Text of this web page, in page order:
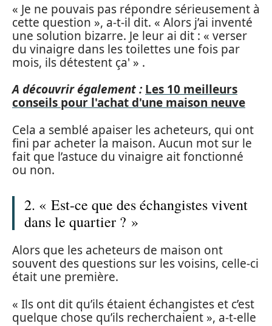
« Je ne pouvais pas répondre sérieusement à
cette question », a-t-il dit. « Alors j’ai inventé
une solution bizarre. Je leur ai dit : « verser
du vinaigre dans les toilettes une fois par
mois, ils détestent ça' » .
A découvrir également : Les 10 meilleurs
conseils pour l'achat d'une maison neuve
Cela a semblé apaiser les acheteurs, qui ont
fini par acheter la maison. Aucun mot sur le
fait que l’astuce du vinaigre ait fonctionné
ou non.
2. « Est-ce que des échangistes vivent
dans le quartier ? »
Alors que les acheteurs de maison ont
souvent des questions sur les voisins, celle-ci
était une première.
« Ils ont dit qu’ils étaient échangistes et c’est
quelque chose qu’ils recherchaient », a-t-elle